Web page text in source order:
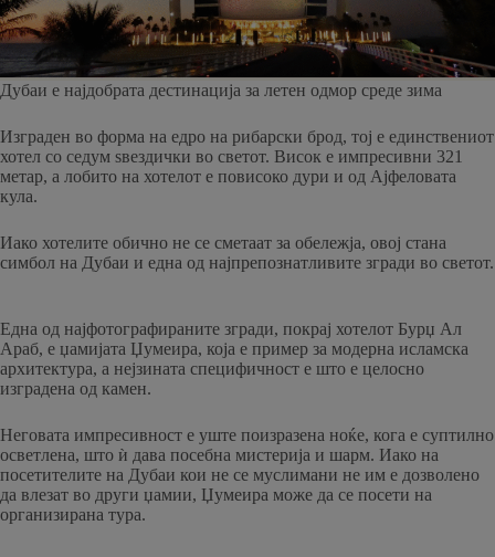
Дубаи е најдобрата дестинација за летен одмор среде зима
Изграден во форма на едро на рибарски брод, тој е единствениот
хотел со седум ѕвездички во светот. Висок е импресивни 321
метар, а лобито на хотелот е повисоко дури и од Ајфеловата
кула.
Иако хотелите обично не се сметаат за обележја, овој стана
симбол на Дубаи и една од најпрепознатливите згради во светот.
Една од најфотографираните згради, покрај хотелот Бурџ Ал
Араб, е џамијата Џумеира, која е пример за модерна исламска
архитектура, а нејзината специфичност е што е целосно
изградена од камен.
Неговата импресивност е уште поизразена ноќе, кога е суптилно
осветлена, што ѝ дава посебна мистерија и шарм. Иако на
посетителите на Дубаи кои не се муслимани не им е дозволено
да влезат во други џамии, Џумеира може да се посети на
организирана тура.